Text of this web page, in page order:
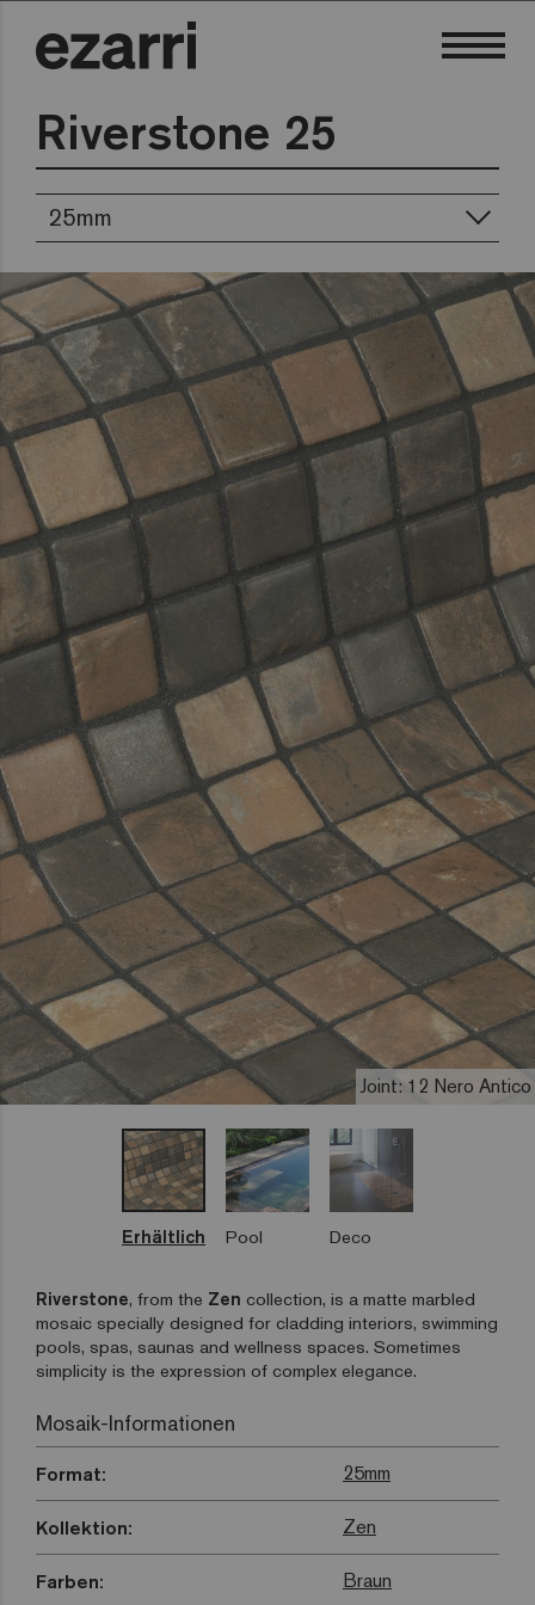
Riverstone 25
25mm
Joint: 12 Nero Antico
Erhältlich Pool Deco
Riverstone, from the Zen collection, is a matte marbled
mosaic specially designed for cladding interiors, swimming
pools, spas, saunas and wellness spaces. Sometimes
simplicity is the expression of complex elegance.
Mosaik-Informationen
Format: 25mm
Kollektion: Zen
Farben: Braun